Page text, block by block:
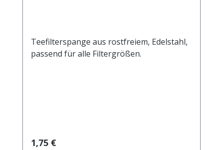
Teefilterspange aus rostfreiem, Edelstahl,
passend für alle Filtergrößen.
Regulärer Preis:
1,75 €